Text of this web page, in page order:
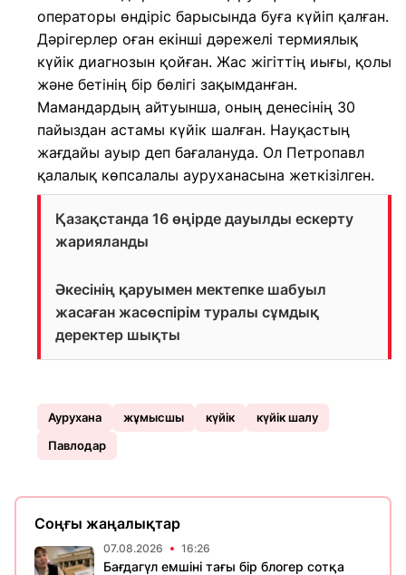
операторы өндіріс барысында буға күйіп қалған.
Дәрігерлер оған екінші дәрежелі термиялық
күйік диагнозын қойған. Жас жігіттің иығы, қолы
және бетінің бір бөлігі зақымданған.
Мамандардың айтуынша, оның денесінің 30
пайыздан астамы күйік шалған. Науқастың
жағдайы ауыр деп бағалануда. Ол Петропавл
қалалық көпсалалы ауруханасына жеткізілген.
Қазақстанда 16 өңірде дауылды ескерту
жарияланды
Әкесінің қаруымен мектепке шабуыл
жасаған жасөспірім туралы сұмдық
деректер шықты
Аурухана жұмысшы күйік
күйік шалу
Павлодар
Соңғы жаңалықтар
07.08.2026 16:26
Бағдагүл емшіні тағы бір блогер сотқа